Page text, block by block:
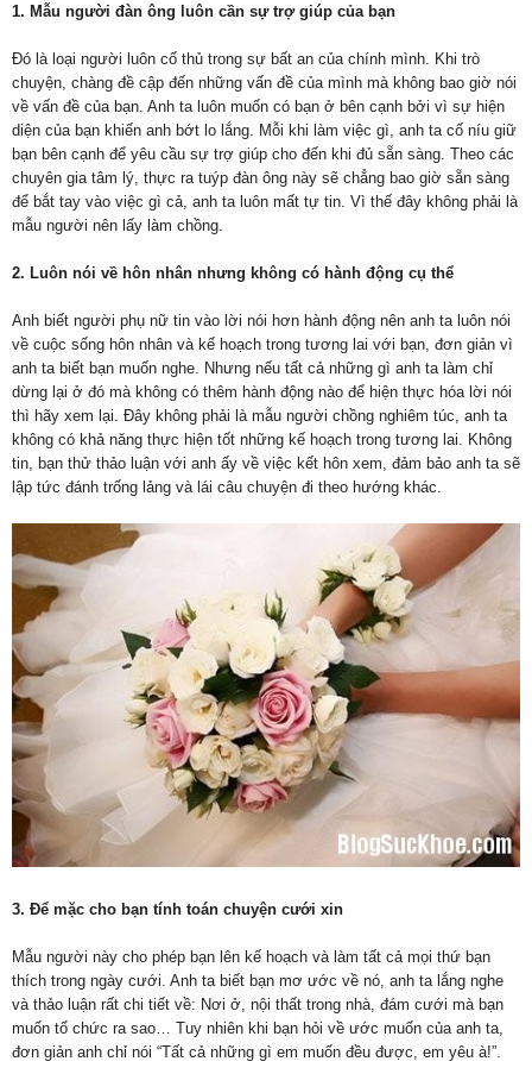
1. Mẫu người đàn ông luôn cần sự trợ giúp của bạn
Đó là loại người luôn cố thủ trong sự bất an của chính mình. Khi trò
chuyện, chàng đề cập đến những vấn đề của mình mà không bao giờ nói
về vấn đề của bạn. Anh ta luôn muốn có bạn ở bên cạnh bởi vì sự hiện
diện của bạn khiến anh bớt lo lắng. Mỗi khi làm việc gì, anh ta cố níu giữ
bạn bên cạnh để yêu cầu sự trợ giúp cho đến khi đủ sẵn sàng. Theo các
chuyên gia tâm lý, thực ra tuýp đàn ông này sẽ chẳng bao giờ sẵn sàng
để bắt tay vào việc gì cả, anh ta luôn mất tự tin. Vì thế đây không phải là
mẫu người nên lấy làm chồng.
2. Luôn nói về hôn nhân nhưng không có hành động cụ thể
Anh biết người phụ nữ tin vào lời nói hơn hành động nên anh ta luôn nói
về cuộc sống hôn nhân và kế hoạch trong tương lai với bạn, đơn giản vì
anh ta biết bạn muốn nghe. Nhưng nếu tất cả những gì anh ta làm chỉ
dừng lại ở đó mà không có thêm hành động nào để hiện thực hóa lời nói
thì hãy xem lại. Đây không phải là mẫu người chồng nghiêm túc, anh ta
không có khả năng thực hiện tốt những kế hoạch trong tương lai. Không
tin, bạn thử thảo luận với anh ấy về việc kết hôn xem, đảm bảo anh ta sẽ
lập tức đánh trống lảng và lái câu chuyện đi theo hướng khác.
3. Để mặc cho bạn tính toán chuyện cưới xin
Mẫu người này cho phép bạn lên kế hoạch và làm tất cả mọi thứ bạn
thích trong ngày cưới. Anh ta biết bạn mơ ước về nó, anh ta lắng nghe
và thảo luận rất chi tiết về: Nơi ở, nội thất trong nhà, đám cưới mà bạn
muốn tổ chức ra sao… Tuy nhiên khi bạn hỏi về ước muốn của anh ta,
đơn giản anh chỉ nói “Tất cả những gì em muốn đều được, em yêu à!”.